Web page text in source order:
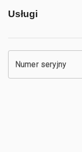
Usługi
Numer seryjny